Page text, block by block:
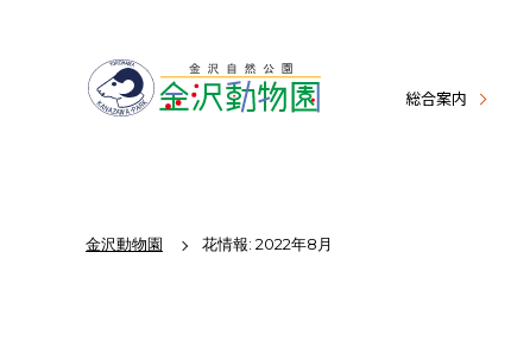
総合案内
金沢動物園 花情報: 2022年8月